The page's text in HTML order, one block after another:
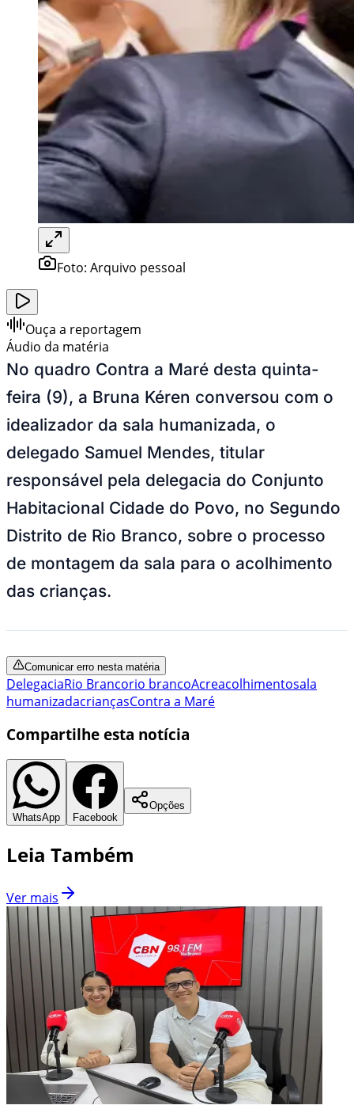
Foto: Arquivo pessoal
Ouça a reportagem
Áudio da matéria
No quadro Contra a Maré desta quinta-
feira (9), a Bruna Kéren conversou com o
idealizador da sala humanizada, o
delegado Samuel Mendes, titular
responsável pela delegacia do Conjunto
Habitacional Cidade do Povo, no Segundo
Distrito de Rio Branco, sobre o processo
de montagem da sala para o acolhimento
das crianças.
Comunicar erro nesta matéria
DelegaciaRio Brancorio brancoAcreacolhimentosala
humanizadacriançasContra a Maré
Compartilhe esta notícia
WhatsApp Facebook
Opções
Leia Também
Ver mais